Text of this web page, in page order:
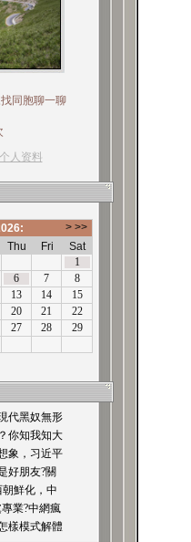
同胞聊一聊
人资料
代黑奴無形
你知我知大
象，习近平
好朋友?關
朝鮮化，中
業?中網瘋
樣模式解體